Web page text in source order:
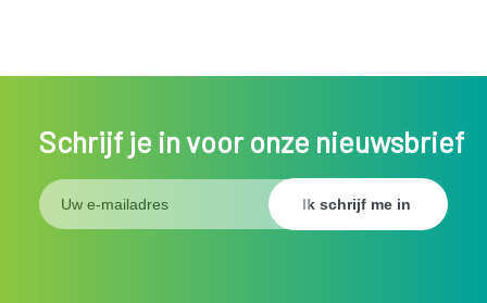
Schrijf je in voor onze nieuwsbrief